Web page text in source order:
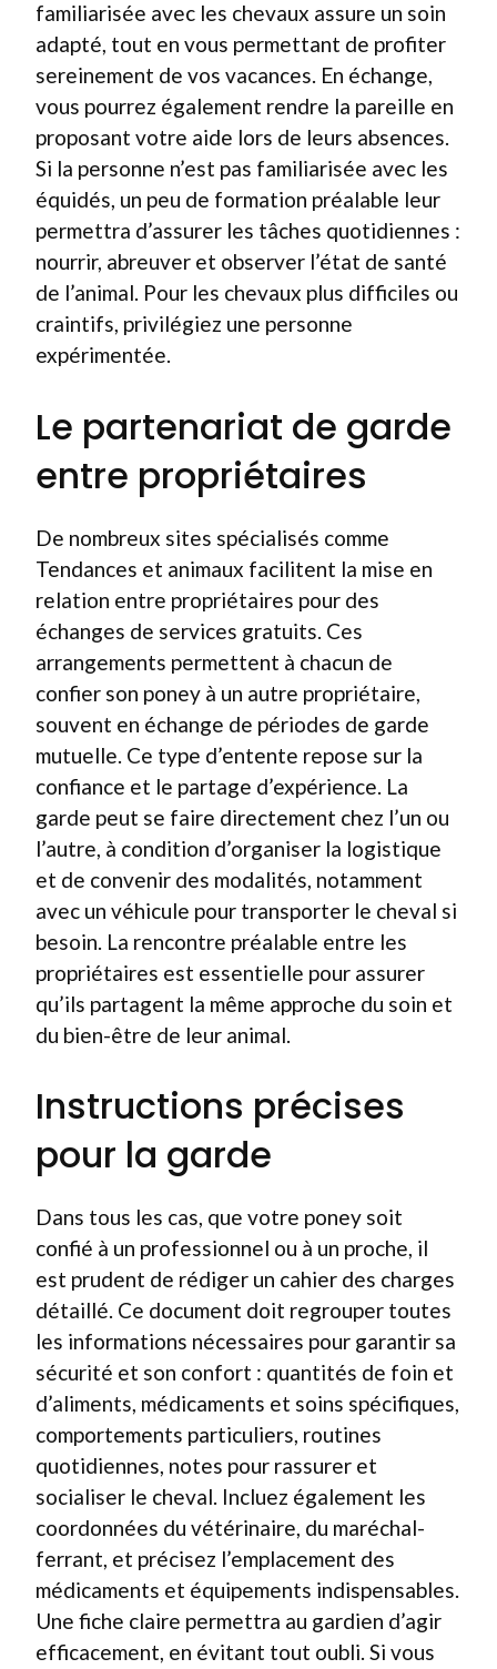
familiarisée avec les chevaux assure un soin
adapté, tout en vous permettant de profiter
sereinement de vos vacances. En échange,
vous pourrez également rendre la pareille en
proposant votre aide lors de leurs absences.
Si la personne n’est pas familiarisée avec les
équidés, un peu de formation préalable leur
permettra d’assurer les tâches quotidiennes :
nourrir, abreuver et observer l’état de santé
de l’animal. Pour les chevaux plus difficiles ou
craintifs, privilégiez une personne
expérimentée.
Le partenariat de garde
entre propriétaires
De nombreux sites spécialisés comme
Tendances et animaux facilitent la mise en
relation entre propriétaires pour des
échanges de services gratuits. Ces
arrangements permettent à chacun de
confier son poney à un autre propriétaire,
souvent en échange de périodes de garde
mutuelle. Ce type d’entente repose sur la
confiance et le partage d’expérience. La
garde peut se faire directement chez l’un ou
l’autre, à condition d’organiser la logistique
et de convenir des modalités, notamment
avec un véhicule pour transporter le cheval si
besoin. La rencontre préalable entre les
propriétaires est essentielle pour assurer
qu’ils partagent la même approche du soin et
du bien-être de leur animal.
Instructions précises
pour la garde
Dans tous les cas, que votre poney soit
confié à un professionnel ou à un proche, il
est prudent de rédiger un cahier des charges
détaillé. Ce document doit regrouper toutes
les informations nécessaires pour garantir sa
sécurité et son confort : quantités de foin et
d’aliments, médicaments et soins spécifiques,
comportements particuliers, routines
quotidiennes, notes pour rassurer et
socialiser le cheval. Incluez également les
coordonnées du vétérinaire, du maréchal-
ferrant, et précisez l’emplacement des
médicaments et équipements indispensables.
Une fiche claire permettra au gardien d’agir
efficacement, en évitant tout oubli. Si vous